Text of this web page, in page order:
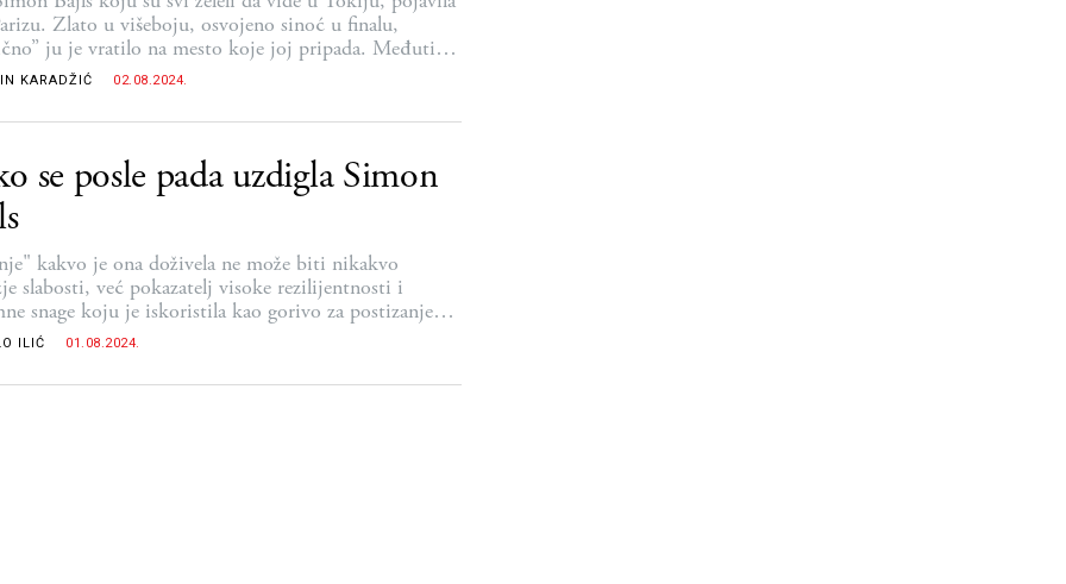
Zlato u višeboju, osvojeno sinoć u finalu,
ju je vratilo na mesto koje joj pripada. Međutim,
što se ponovo popela na vrh olimpijskog postolja,
dubinama neuspeha, traume, straha i sumnje u
KARADŽIĆ 02.08.2024.
se posle pada uzdigla Simon
kakvo je ona doživela ne može biti nikakvo
slabosti, već pokazatelj visoke rezilijentnosti i
snage koju je iskoristila kao gorivo za postizanje
rezultata
ILIĆ 01.08.2024.